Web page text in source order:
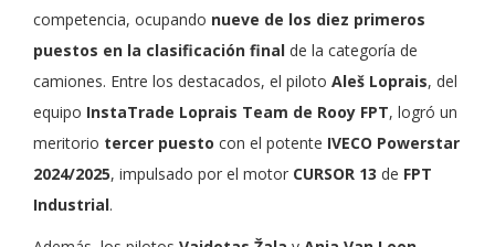
competencia, ocupando nueve de los diez primeros
puestos en la clasificación final de la categoría de
camiones. Entre los destacados, el piloto Aleš Loprais, del
equipo InstaTrade Loprais Team de Rooy FPT, logró un
meritorio tercer puesto con el potente IVECO Powerstar
2024/2025, impulsado por el motor CURSOR 13 de FPT
Industrial.